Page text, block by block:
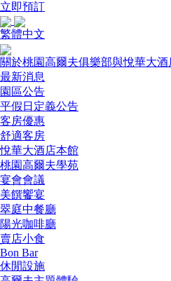
立即預訂
繁體中文
關於桃園高爾夫俱樂部與悅華大酒
最新消息
園區公告
平假日定義公告
客房優惠
舒適客房
悅華大酒店本館
桃園高爾夫學苑
宴會會議
美饌饗宴
翠庭中餐廳
陽光咖啡廳
賣店小食
Bon Bar
休閒設施